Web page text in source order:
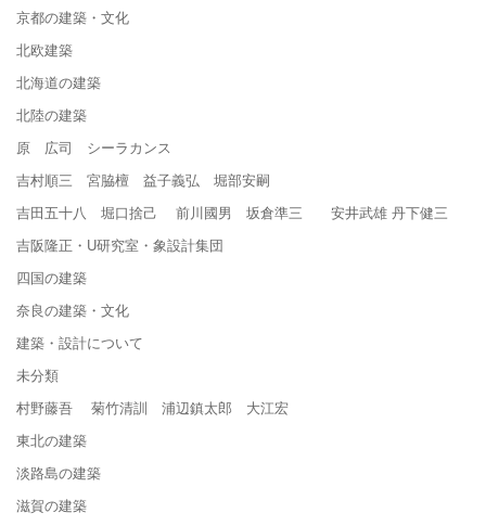
京都の建築・文化
北欧建築
北海道の建築
北陸の建築
原 広司 シーラカンス
吉村順三 宮脇檀 益子義弘 堀部安嗣
吉田五十八 堀口捨己 前川國男 坂倉準三 安井武雄 丹下健三
吉阪隆正・U研究室・象設計集団
四国の建築
奈良の建築・文化
建築・設計について
未分類
村野藤吾 菊竹清訓 浦辺鎮太郎 大江宏
東北の建築
淡路島の建築
滋賀の建築